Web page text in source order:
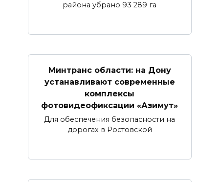
района убрано 93 289 га
Минтранс области: на Дону
устанавливают современные
комплексы
фотовидеофиксации «Азимут»
Для обеспечения безопасности на
дорогах в Ростовской